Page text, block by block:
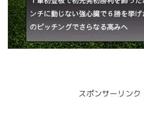
スポンサーリンク